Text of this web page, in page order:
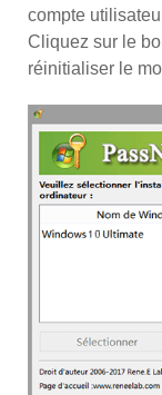
compte
Cliquez sur le
réinitialiser le